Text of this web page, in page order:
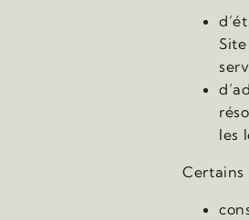
les
Certains